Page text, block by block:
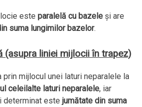
esteparalelă cu bazele şi are
suma lungimilor bazelor.
(asupra liniei mijlocii în trapez)
prin mijlocul unei laturi neparalele la
celeilalte laturi neparalele, iar
determinat estejumătate din suma